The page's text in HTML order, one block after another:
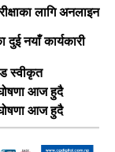
लागि अनलाइन
दुई नयाँ कार्यकारी
स्वीकृत
घोषणा आज हुदै
घोषणा आज हुदै